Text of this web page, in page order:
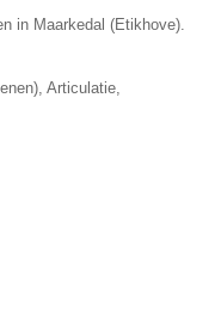
in Maarkedal (Etikhove).
Articulatie,